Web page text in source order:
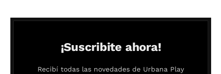
¡Suscribite ahora!
Recibí todas las novedades de Urbana Play